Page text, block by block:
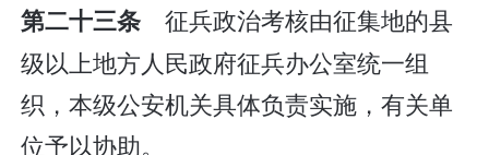
第二十三条 征兵政治考核由征集地的县
级以上地方人民政府征兵办公室统一组
织，本级公安机关具体负责实施，有关单
位予以协助。